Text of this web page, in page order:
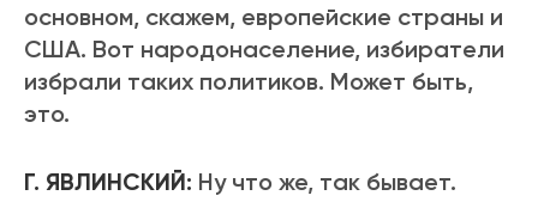
основном, скажем, европейские страны и
США. Вот народонаселение, избиратели
избрали таких политиков. Может быть,
это.
Г. ЯВЛИНСКИЙ: Ну что же, так бывает.